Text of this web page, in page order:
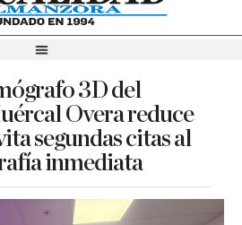
3D del
Overa reduce
segundas citas al
inmediata